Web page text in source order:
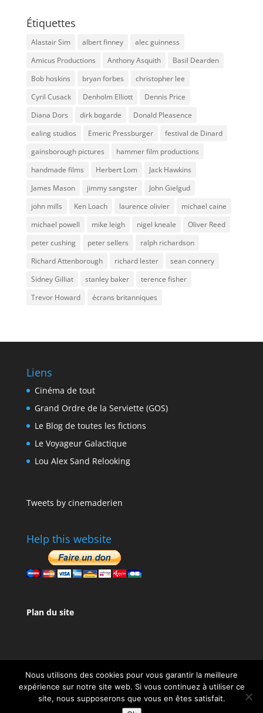
Étiquettes
Alastair Sim albert finney
alec guinness
Amicus Productions
Anthony Asquith
Basil Dearden
Bob hoskins
bryan forbes
christopher lee
Cyril Cusack
Denholm Elliott
Dennis Price
Diana Dors
dirk bogarde
Donald Pleasence
ealing studios
Emeric Pressburger
festival de Dinard
gainsborough pictures
hammer film productions
handmade films
Herbert Lom
Jack Hawkins
James Mason
jimmy sangster
John Gielgud
john mills
Ken Loach laurence olivier
michael caine
michael powell
mike leigh nigel kneale
Oliver Reed
peter cushing
peter sellers
ralph richardson
Richard Attenborough
richard lester
sean connery
Sidney Gilliat
stanley baker
terence fisher
Trevor Howard
écrans britanniques
Liens
Cinéma de tout
Grand Ordre de la Serviette (GOS)
Le Blog de toutes les fictions
Le Voyageur Galactique
Lou Alex Sand Relooking
Tweets by cinemaderien
Help this website
Plan du site
Design deElegant Themes| Propulsé par
Nous utilisons des cookies pour vous garantir la meilleure
expérience sur notre site web. Si vous continuez à utiliser ce
site, nous supposerons que vous en êtes satisfait.